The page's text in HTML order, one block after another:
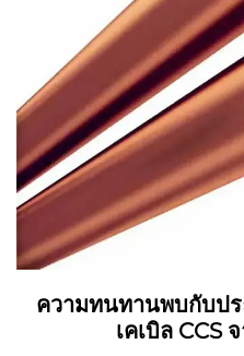
ความทนทานพบกับป
เคเบิล CCS